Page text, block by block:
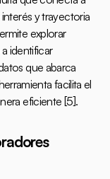
y trayectoria
explorar
identificar
que abarca
facilita el
eficiente [5].